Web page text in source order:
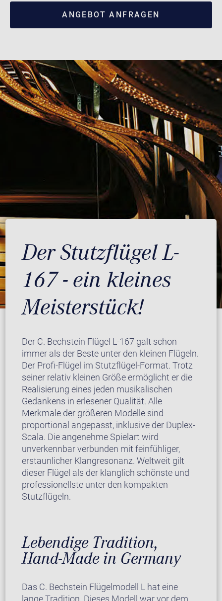
ANGEBOT ANFRAGEN
Der Stutzflügel L-
167 - ein kleines
Meisterstück!
Der C. Bechstein Flügel L-167 galt schon
immer als der Beste unter den kleinen Flügeln.
Der Profi-Flügel im Stutzflügel-Format. Trotz
seiner relativ kleinen Größe ermöglicht er die
Realisierung eines jeden musikalischen
Gedankens in erlesener Qualität. Alle
Merkmale der größeren Modelle sind
proportional angepasst, inklusive der Duplex-
Scala. Die angenehme Spielart wird
unverkennbar verbunden mit feinfühliger,
erstaunlicher Klangresonanz. Weltweit gilt
dieser Flügel als der klanglich schönste und
professionellste unter den kompakten
Stutzflügeln.
Lebendige Tradition,
Hand-Made in Germany
Das C. Bechstein Flügelmodell L hat eine
lange Tradition. Dieses Modell war vor dem